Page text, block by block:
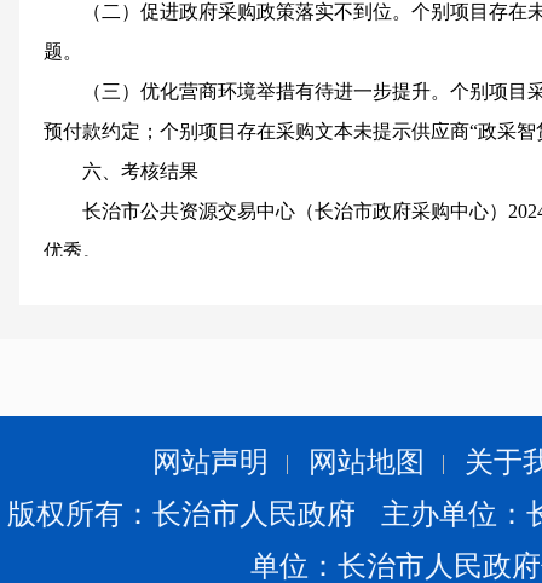
（ 二 ）促进政府采购政策落实不到位。 个别项目存在
题。
（三）优化营商环境举措有待进一步提升。 个别项目
预付款约定； 个别项目 存在采购文本未提示供应商“政采智
六、考核结果
长治市公共资源交易中心（长治市政府采购中心） 202
优秀。
网站声明 网站地图
关于
版权所有：长治市人民政府 主办单位
单位：长治市人民政